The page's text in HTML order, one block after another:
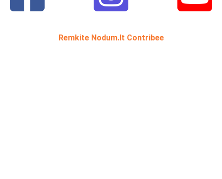
Remkite Nodum.lt Contribee